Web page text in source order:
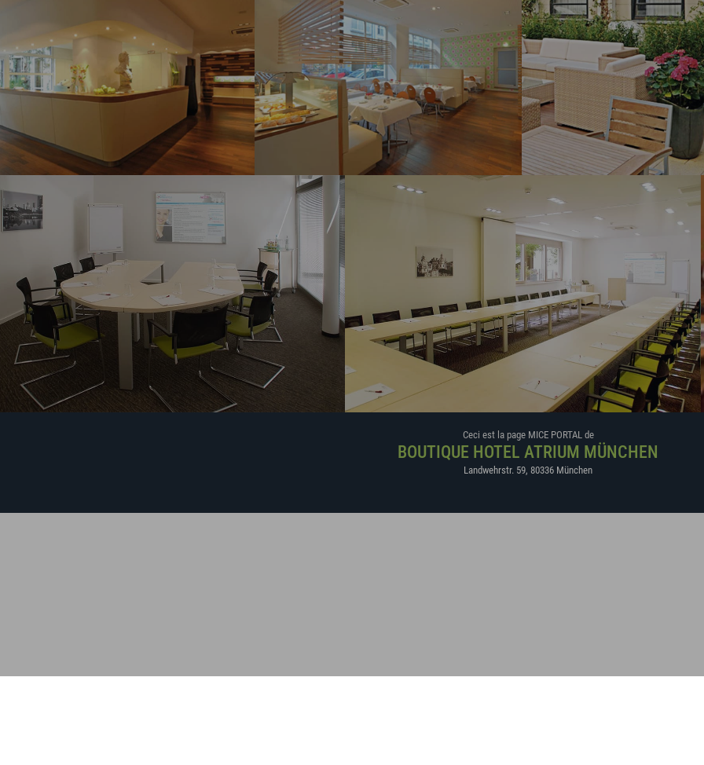
Ceci est la page MICE PORTAL de
BOUTIQUE HOTEL ATRIUM MÜNCHEN
Landwehrstr. 59, 80336 München